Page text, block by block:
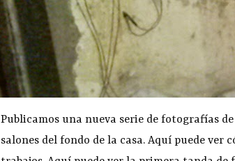
Publicamos una nueva serie de fotografías
salones del fondo de la casa. Aquí puede ver